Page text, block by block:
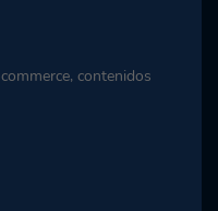
contenidos